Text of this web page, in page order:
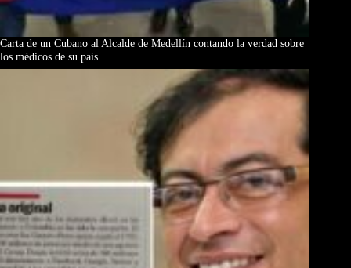
Carta de un Cubano al Alcalde de Medellín contando la verdad sobre
los médicos de su país